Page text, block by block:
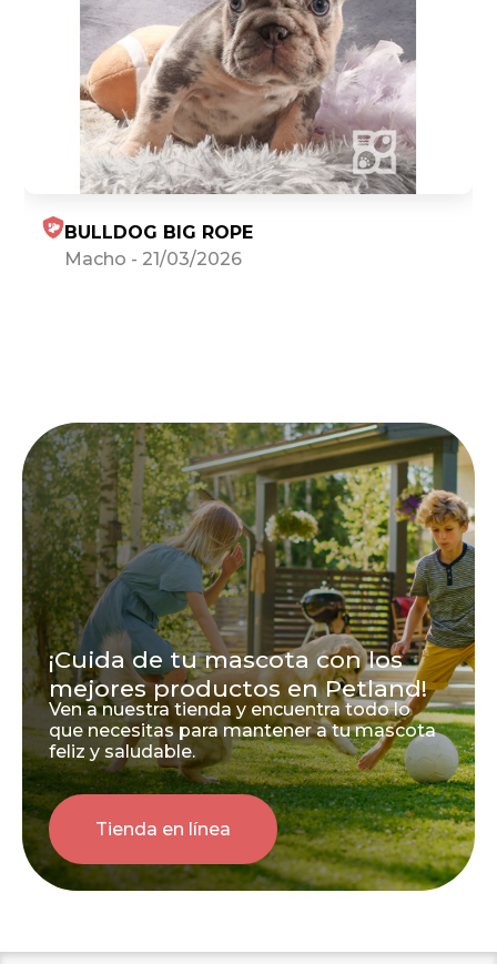
BULLDOG BIG ROPE
Macho - 21/03/2026
¡Cuida de tu mascota con los
mejores productos en Petland!
Ven a nuestra tienda y encuentra todo lo
que necesitas para mantener a tu mascota
feliz y saludable.
Tienda en línea